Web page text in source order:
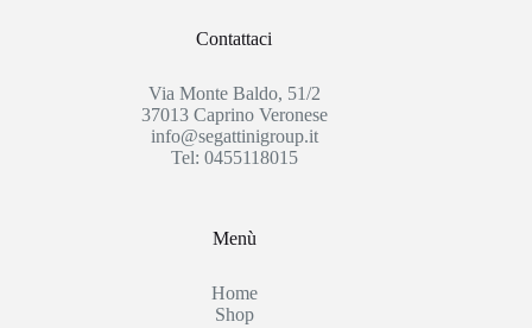
Contattaci
Via Monte Baldo, 51/2
37013 Caprino Veronese
info@segattinigroup.it
Tel: 0455118015
Menù
Home
Shop